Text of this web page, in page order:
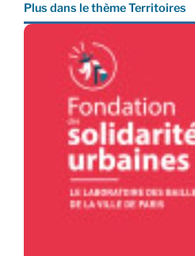
Plus dans le thème Territoires